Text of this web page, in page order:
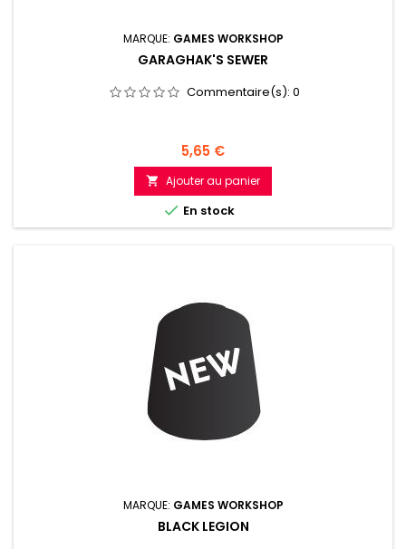
MARQUE: GAMES WORKSHOP
GARAGHAK'S SEWER
Commentaire(s): 0
Prix
5,65 €
 Ajouter au panier
 En stock
MARQUE: GAMES WORKSHOP
BLACK LEGION